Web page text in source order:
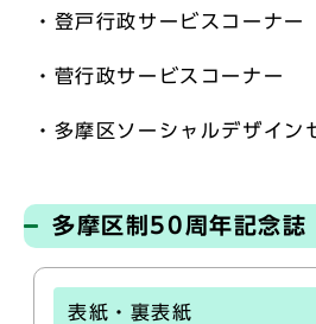
・登戸行政サービスコーナー
・菅行政サービスコーナー
・多摩区ソーシャルデザイン
多摩区制50周年記念誌
表紙・裏表紙